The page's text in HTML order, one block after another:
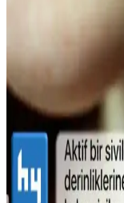
Lykd Makyaj
ve Doğal
Lykd makyaj
performansıyla
Sivilce Tedavi
Yaklaşımlarla